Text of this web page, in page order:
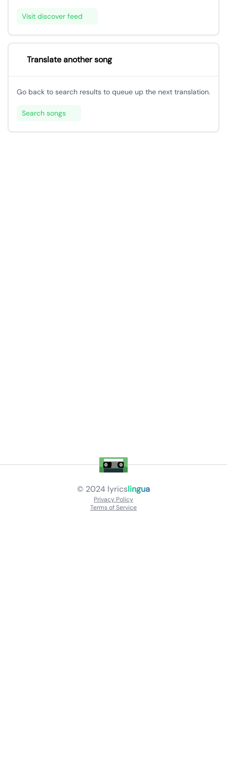
Visit discover feed
Translate another song
Go back to search results to queue up the next translation.
Search songs
© 2024 lyricslingua
Privacy Policy
Terms of Service